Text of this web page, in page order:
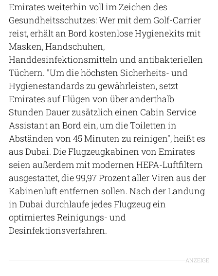
Emirates weiterhin voll im Zeichen des
Gesundheitsschutzes: Wer mit dem Golf-Carrier
reist, erhält an Bord kostenlose Hygienekits mit
Masken, Handschuhen,
Handdesinfektionsmitteln und antibakteriellen
Tüchern. "Um die höchsten Sicherheits- und
Hygienestandards zu gewährleisten, setzt
Emirates auf Flügen von über anderthalb
Stunden Dauer zusätzlich einen Cabin Service
Assistant an Bord ein, um die Toiletten in
Abständen von 45 Minuten zu reinigen", heißt es
aus Dubai. Die Flugzeugkabinen von Emirates
seien außerdem mit modernen HEPA-Luftfiltern
ausgestattet, die 99,97 Prozent aller Viren aus der
Kabinenluft entfernen sollen. Nach der Landung
in Dubai durchlaufe jedes Flugzeug ein
optimiertes Reinigungs- und
Desinfektionsverfahren.
ANZEIGE